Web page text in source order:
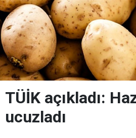
TÜİK açıkladı:
ucuzladı